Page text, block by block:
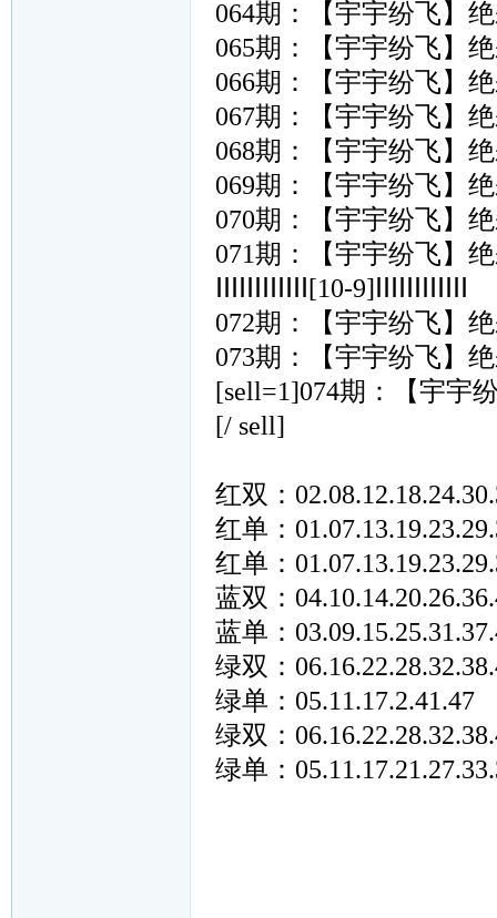
064期：【宇宇纷飞】
065期：【宇宇纷飞】
066期：【宇宇纷飞】
067期：【宇宇纷飞】
068期：【宇宇纷飞】
069期：【宇宇纷飞】
070期：【宇宇纷飞】
071期：【宇宇纷飞】
ⅠⅠⅠⅠⅠⅠⅠⅠⅠⅠⅠⅠ[10-9]ⅠⅠⅠⅠⅠⅠⅠⅠⅠⅠⅠⅠ
072期：【宇宇纷飞】
073期：【宇宇纷飞】
[sell=1]074期：【宇宇
[/ sell]
红双：
红单：
红单：
蓝双：
蓝单：
绿双：
绿单：05.11.17.2.41.47
绿双：
绿单：